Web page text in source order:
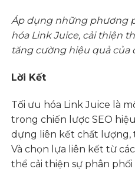
Áp dụng những phương
hóa Link Juice, cải thiện
tăng cường hiệu quả của
Lời Kết
Tối ưu hóa Link Juice là
trong chiến lược SEO
dựng liên kết chất lượng,
Và chọn lựa liên kết từ
thể cải thiện sự phân